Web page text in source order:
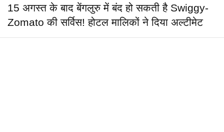
15 अगस्त के बाद बेंगलुरु में बंद हो सकती है Swiggy-
Zomato की सर्विस! होटल मालिकों ने दिया अल्टीमेट